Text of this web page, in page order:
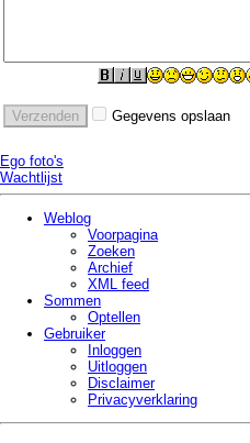
Gegevens opslaan
Ego foto's
Wachtlijst
Weblog
Voorpagina
Zoeken
Archief
XML feed
Sommen
Optellen
Gebruiker
Inloggen
Uitloggen
Disclaimer
Privacy­verklaring